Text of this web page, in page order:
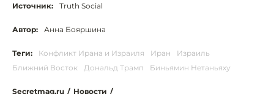
Источник: Truth Social
Автор: Анна Бояршина
Теги: Конфликт Ирана и Израиля Иран
Израиль
Ближний Восток
Дональд Трамп Биньямин Нетаньяху
Secretmag.ru / Новости /